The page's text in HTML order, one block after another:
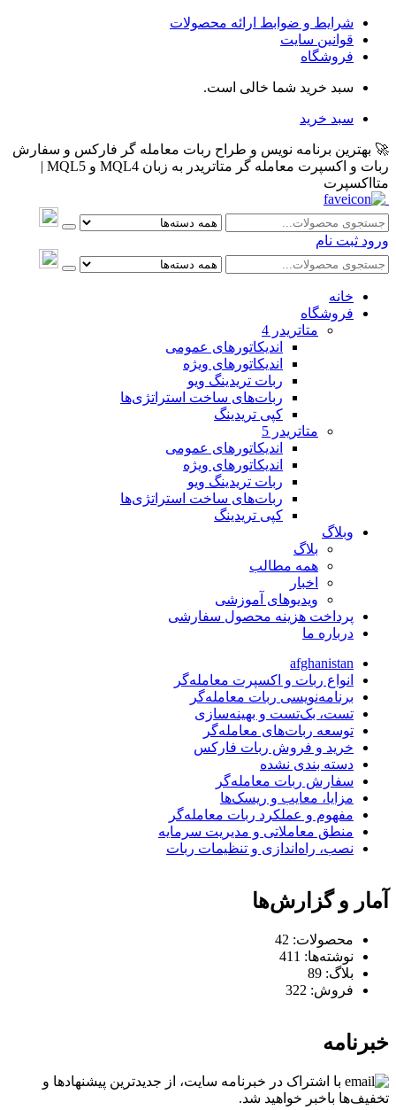
شرایط و ضوابط ارائه محصولات
قوانین سایت
فروشگاه
سبد خرید شما خالی است.
سبد خرید
🚀 بهترین برنامه نویس و طراح ربات معامله گر فارکس و سفارش
ربات و اکسپرت معامله گر متاتریدر به زبان MQL4 و MQL5 |
متااکسپرت
ورود ثبت نام
خانه
فروشگاه
متاتريدر 4
اندیکاتورهای عمومی
اندیکاتورهای ویژه
ربات تریدینگ ویو
ربات‌های ساخت استراتژی‌ها
کپی تریدینگ
متاتريدر 5
اندیکاتورهای عمومی
اندیکاتورهای ویژه
ربات تریدینگ ویو
ربات‌های ساخت استراتژی‌ها
کپی تریدینگ
وبلاگ
بلاگ
همه مطالب
اخبار
ویدیوهای آموزشی
پرداخت هزینه محصول سفارشی
درباره ما
afghanistan
انواع ربات و اکسپرت معامله‌گر
برنامه‌نویسی ربات معامله‌گر
تست، بک‌تست و بهینه‌سازی
توسعه ربات‌های معامله‌گر
خرید و فروش ربات فارکس
دسته بندی نشده
سفارش ربات معامله‌گر
مزایا، معایب و ریسک‌ها
مفهوم و عملکرد ربات معامله‌گر
منطق معاملاتی و مدیریت سرمایه
نصب، راه‌اندازی و تنظیمات ربات
آمار و گزارش‌ها
محصولات: 42
نوشته‌ها: 411
بلاگ: 89
فروش: 322
خبرنامه
با اشتراک در خبرنامه سایت، از جدیدترین پیشنهادها و
تخفیف‌ها باخبر خواهید شد.